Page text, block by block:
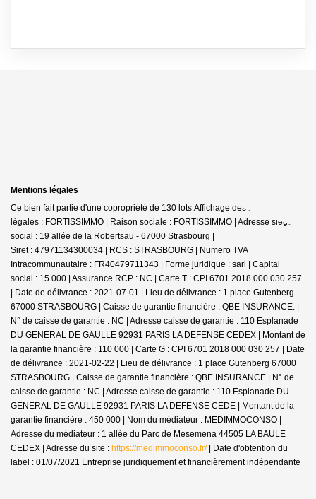
Mentions légales
Ce bien fait partie d'une copropriété de 130 lots.Affichage des informations
légales : FORTISSIMMO | Raison sociale : FORTISSIMMO | Adresse siège
social : 19 allée de la Robertsau - 67000 Strasbourg |
Siret : 47971134300034 | RCS : STRASBOURG | Numero TVA
Intracommunautaire : FR40479711343 | Forme juridique : sarl | Capital
social : 15 000 | Assurance RCP : NC | Carte T : CPI 6701 2018 000 030 257
| Date de délivrance : 2021-07-01 | Lieu de délivrance : 1 place Gutenberg
67000 STRASBOURG | Caisse de garantie financière : QBE INSURANCE. |
N° de caisse de garantie : NC | Adresse caisse de garantie : 110 Esplanade
DU GENERAL DE GAULLE 92931 PARIS LA DEFENSE CEDEX | Montant de
la garantie financière : 110 000 | Carte G : CPI 6701 2018 000 030 257 | Date
de délivrance : 2021-02-22 | Lieu de délivrance : 1 place Gutenberg 67000
STRASBOURG | Caisse de garantie financière : QBE INSURANCE | N° de
caisse de garantie : NC | Adresse caisse de garantie : 110 Esplanade DU
GENERAL DE GAULLE 92931 PARIS LA DEFENSE CEDE | Montant de la
garantie financière : 450 000 | Nom du médiateur : MEDIMMOCONSO |
Adresse du médiateur : 1 allée du Parc de Mesemena 44505 LA BAULE
CEDEX | Adresse du site : https://medimmoconso.fr/| Date d'obtention du
label : 01/07/2021 Entreprise juridiquement et financièrement indépendante